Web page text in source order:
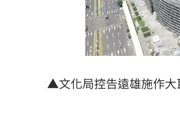
▲文化局控告遠雄施作大